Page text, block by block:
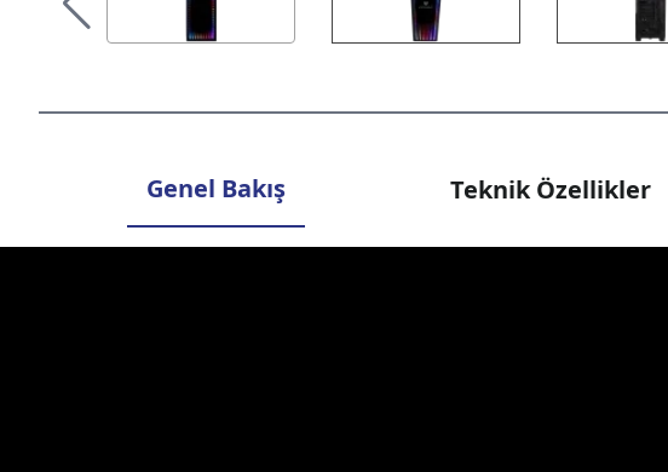
Genel Bakış Teknik Özellikler